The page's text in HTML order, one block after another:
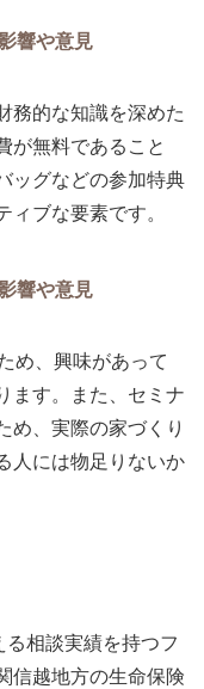
響や意見
務的な知識を深めた
が無料であること
ッグなどの参加特典
ィブな要素です。
響や意見
め、興味があって
ます。また、セミナ
め、実際の家づくり
人には物足りないか
相談実績を持つフ
信越地方の生命保険